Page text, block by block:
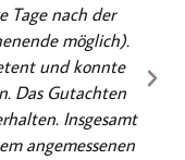
Tage nach der
möglich).
und konnte
Das Gutachten
Insgesamt
angemessenen